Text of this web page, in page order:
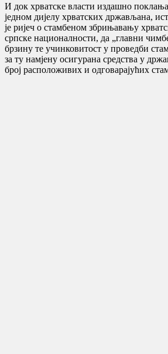
И док хрватске власти издашно
једном дијелу хрватских држављана,
је ријеч о стамбеном збрињавању
српске националности, да „главни
брзину те учинковитост у проведби
за ту намјену осигурана средства у
број расположивих и одговарајућих